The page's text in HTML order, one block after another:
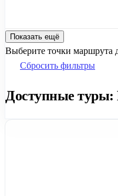
Показать ещё
Выберите точки маршрута
Сбросить фильтры
Доступные туры: